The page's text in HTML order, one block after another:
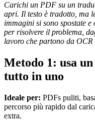
Carichi un PDF su un
apri. Il testo è tradotto, ma
immagini si sono spostate
per risolvere il problema,
lavoro che partono da
Metodo 1: usa
tutto in uno
Ideale per: PDFs puliti,
percorso più rapido dal
extra.